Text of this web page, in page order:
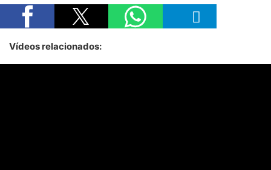
Vídeos relacionados: